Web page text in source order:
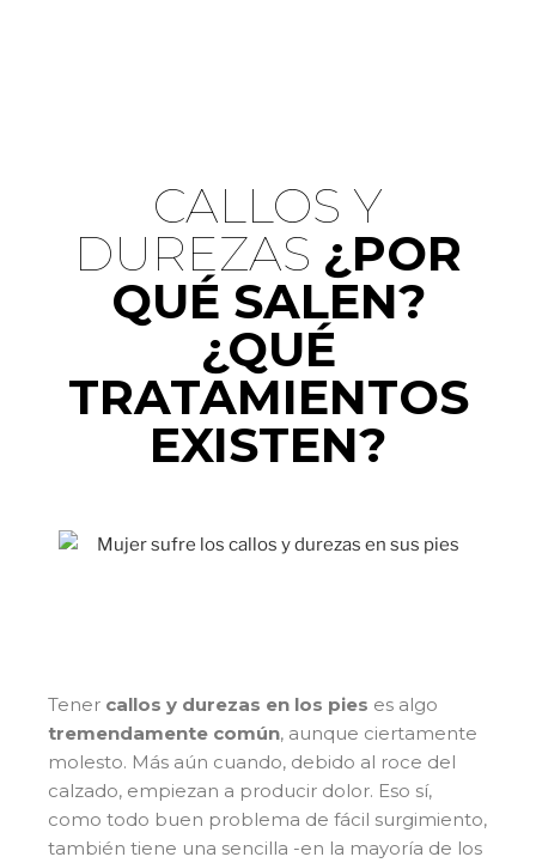
CALLOS Y
DUREZAS​ ¿POR
QUÉ SALEN?
¿QUÉ
TRATAMIENTOS
EXISTEN?
Tener callos y durezas en los pies es algo
tremendamente común, aunque ciertamente
molesto. Más aún cuando, debido al roce del
calzado, empiezan a producir dolor. Eso sí,
como todo buen problema de fácil surgimiento,
también tiene una sencilla -en la mayoría de los